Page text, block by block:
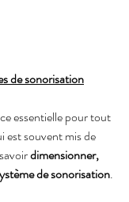
de sonorisation
essentielle pour tout
est souvent mis de
dimensionner,
de sonorisation.